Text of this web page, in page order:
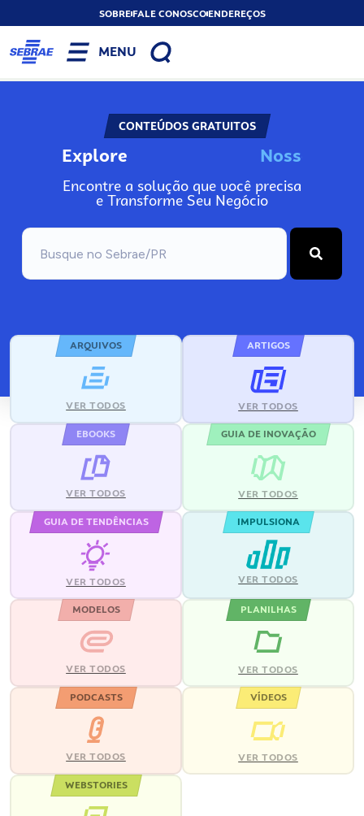
SOBREFALE CONOSCOENDEREÇOS
MENU
CONTEÚDOS GRATUITOS
Explore No
Encontre a solução que você precisa
e Transforme Seu Negócio
ARQUIVOS
VER TODOS
ARTIGOS
VER TODOS
EBOOKS
VER TODOS
GUIA DE INOVAÇÃO
VER TODOS
GUIA DE TENDÊNCIAS
VER TODOS
IMPULSIONA
VER TODOS
MODELOS
VER TODOS
PLANILHAS
VER TODOS
PODCASTS
VER TODOS
VÍDEOS
VER TODOS
WEBSTORIES